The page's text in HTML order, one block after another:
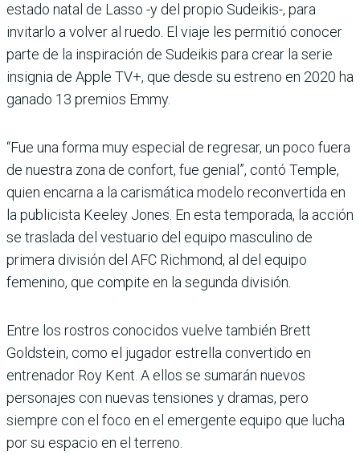
estado natal de Lasso -y del propio Sudeikis-, para
invitarlo a volver al ruedo. El viaje les permitió conocer
parte de la inspiración de Sudeikis para crear la serie
insignia de Apple TV+, que desde su estreno en 2020 ha
ganado 13 premios Emmy.
“Fue una forma muy especial de regresar, un poco fuera
de nuestra zona de confort, fue genial”, contó Temple,
quien encarna a la carismática modelo reconvertida en
la publicista Keeley Jones. En esta temporada, la acción
se traslada del vestuario del equipo masculino de
primera división del AFC Richmond, al del equipo
femenino, que compite en la segunda división.
Entre los rostros conocidos vuelve también Brett
Goldstein, como el jugador estrella convertido en
entrenador Roy Kent. A ellos se sumarán nuevos
personajes con nuevas tensiones y dramas, pero
siempre con el foco en el emergente equipo que lucha
por su espacio en el terreno.